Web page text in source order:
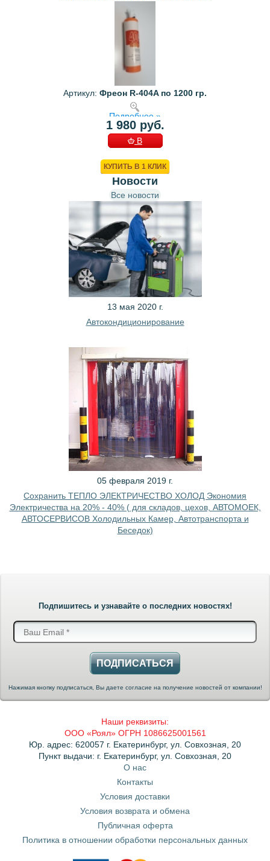
Артикул: Фреон R-404A по 1200 гр.
Подробнее »
1 980 руб.
В
КУПИТЬ В 1 КЛИК
Новости
Все новости
13 мая 2020 г.
Автокондиционирование
05 февраля 2019 г.
Сохранить ТЕПЛО ЭЛЕКТРИЧЕСТВО ХОЛОД Экономия
Электричества на 20% - 40% ( для складов, цехов, АВТОМОЕК,
АВТОСЕРВИСОВ Холодильных Камер, Автотранспорта и
Беседок)
Подпишитесь и узнавайте о последних новостях!
ПОДПИСАТЬСЯ
Нажимая кнопку подписаться, Вы даете согласие на получение новостей от компании!
Наши реквизиты:
ООО «Роял» ОГРН 1086625001561
Юр. адрес: 620057 г. Екатеринбург, ул. Совхозная, 20
Пункт выдачи: г. Екатеринбург, ул. Совхозная, 20
О нас
Контакты
Условия доставки
Условия возврата и обмена
Публичная оферта
Политика в отношении обработки персональных данных